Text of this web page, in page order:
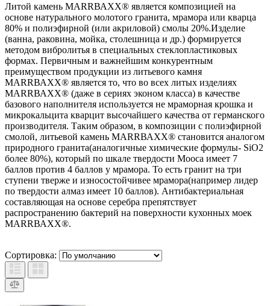
Литой камень МАRRВАХХ® является композицией на
основе натурального молотого гранита, мрамора или кварца
80% и полиэфирной (или акриловой) смолы 20%.Изделие
(ванна, раковина, мойка, столешница и др.) формируется
методом вибролитья в специальных стеклопластиковых
формах. Первичным и важнейшим конкурентным
преимуществом продукции из литьевого камня
МАRRВАХХ® является то, что во всех литых изделиях
МАRRВАХХ® (даже в сериях эконом класса) в качестве
базового наполнителя используется не мраморная крошка и
микрокальцита кварцит высочайшего качества от германского
производителя. Таким образом, в композиции с полиэфирной
смолой, литьевой камень МАRRВАХХ® становится аналогом
природного гранита(аналогичные химические формулы- SiO2
более 80%), который по шкале твердости Мооса имеет 7
баллов против 4 баллов у мрамора. То есть гранит на три
ступени тверже и износостойчивее мрамора(например лидер
по твердости алмаз имеет 10 баллов). Антибактериальная
составляющая на основе серебра препятствует
распространению бактерий на поверхности кухонных моек
МАRRВАХХ®.
Сортировка: